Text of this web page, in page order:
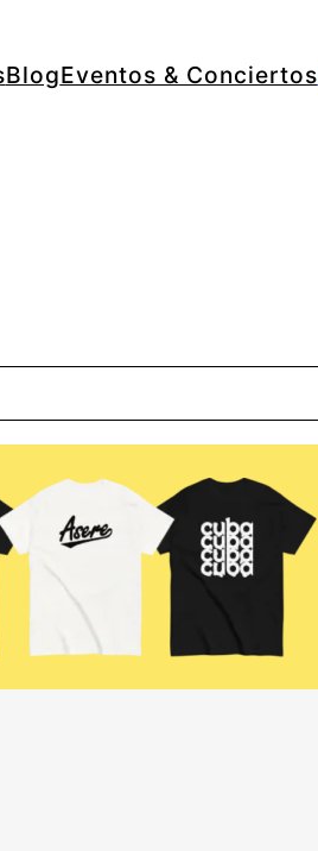
BlogEventos & Conciertos